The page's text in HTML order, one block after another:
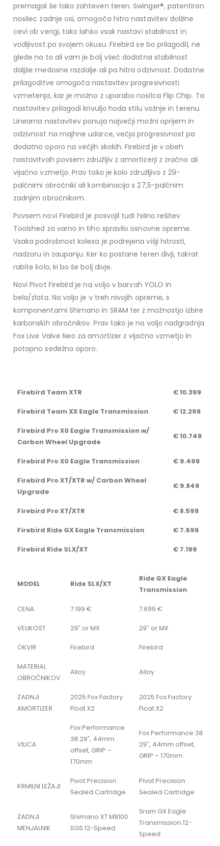
premagal še tako zahteven teren. Swinger®, patentiran
nosilec zadnje osi, omogoča hitro nastavitev dolžine
cevi ob verigi, tako lahko vsak nastavi stabilnost in
vodljivost po svojem okusu. Firebird se bo prilagodil, ne
glede na to ali vam je bolj všeč dodatna stabilnost
daljše medosne razdalje ali pa hitra odzivnost. Dodatne
prilagoditve omogoča nastavitev progresivnosti
vzmetenja, kar je možno z uporabo nosilca Flip Chip. Ta
nastavitev prilagodi krivuljo hoda stilu vožnje in terenu.
Linearna nastavitev ponuja največji možni oprijem in
odzivnost na majhne udarce, večja progresivnost pa
dodatno oporo na večjih skokih. Firebird je v obeh
nastavitvah povsem združljiv z amortizerji z zračno ali
vijačno vzmetjo. Prav tako je kolo združljivo z 29-
palčnimi obročniki ali kombinacijo s 27,5-palčnim
zadnjim obročnikom.
Povsem novi Firebird je posvojil tudi hišno rešitev
Toolshed za varno in tiho spravilo osnovne opreme.
Vsaka podrobnost kolesa je podrejena višji hitrosti,
nadzoru in zaupanju. Ker ko postane teren divji, takrat
rabite kolo, ki bo še bolj divje.
Novi Pivot Firebird je na voljo v barvah YOLO in
bela/zlata. Na voljo je v treh nivojih opreme, s
komponentami Shimano in SRAM ter z možnostjo izbire
karbonskih obročnikov. Prav tako je na voljo nadgradnja
Fox Live Valve Neo za amortizer z vijačno vzmetjo in
potopno sedežno oporo.
Firebird Team XTR € 10.399
Firebird Team XX Eagle Transmission € 12.299
Firebird Pro X0 Eagle Transmission w/
Carbon Wheel Upgrade
€ 10.749
Firebird Pro X0 Eagle Transmission € 9.499
Firebird Pro XT/XTR w/ Carbon Wheel
Upgrade
€ 9.849
Firebird Pro XT/XTR € 8.599
Firebird Ride GX Eagle Transmission € 7.699
Firebird Ride SLX/XT € 7.199
MODEL Ride SLX/XT
Ride GX Eagle
Transmission
CENA 7.199 € 7.699 €
VELIKOST 29″ or MX 29″ or MX
OKVIR Firebird Firebird
MATERIAL
OBROČNIKOV
Alloy Alloy
ZADNJI
AMORTIZER
2025 Fox Factory
Float X2
2025 Fox Factory
Float X2
VILICA
Fox Performance
38 29″, 44mm
offset, GRIP –
170mm
Fox Performance 38
29″, 44mm offset,
GRIP – 170mm
KRMILNI LEŽAJI
Pivot Precision
Sealed Cartridge
Pivot Precision
Sealed Cartridge
ZADNJI
MENJALNIK
Shimano XT M8100
SGS 12-Speed
Sram GX Eagle
Transmission 12-
Speed